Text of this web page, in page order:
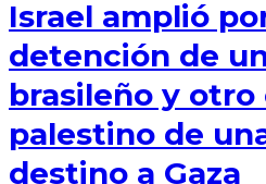
Israel amplió
detención de
brasileño y otro
palestino de
destino a Gaza